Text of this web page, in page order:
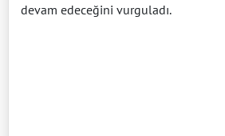
devam edeceğini vurguladı.